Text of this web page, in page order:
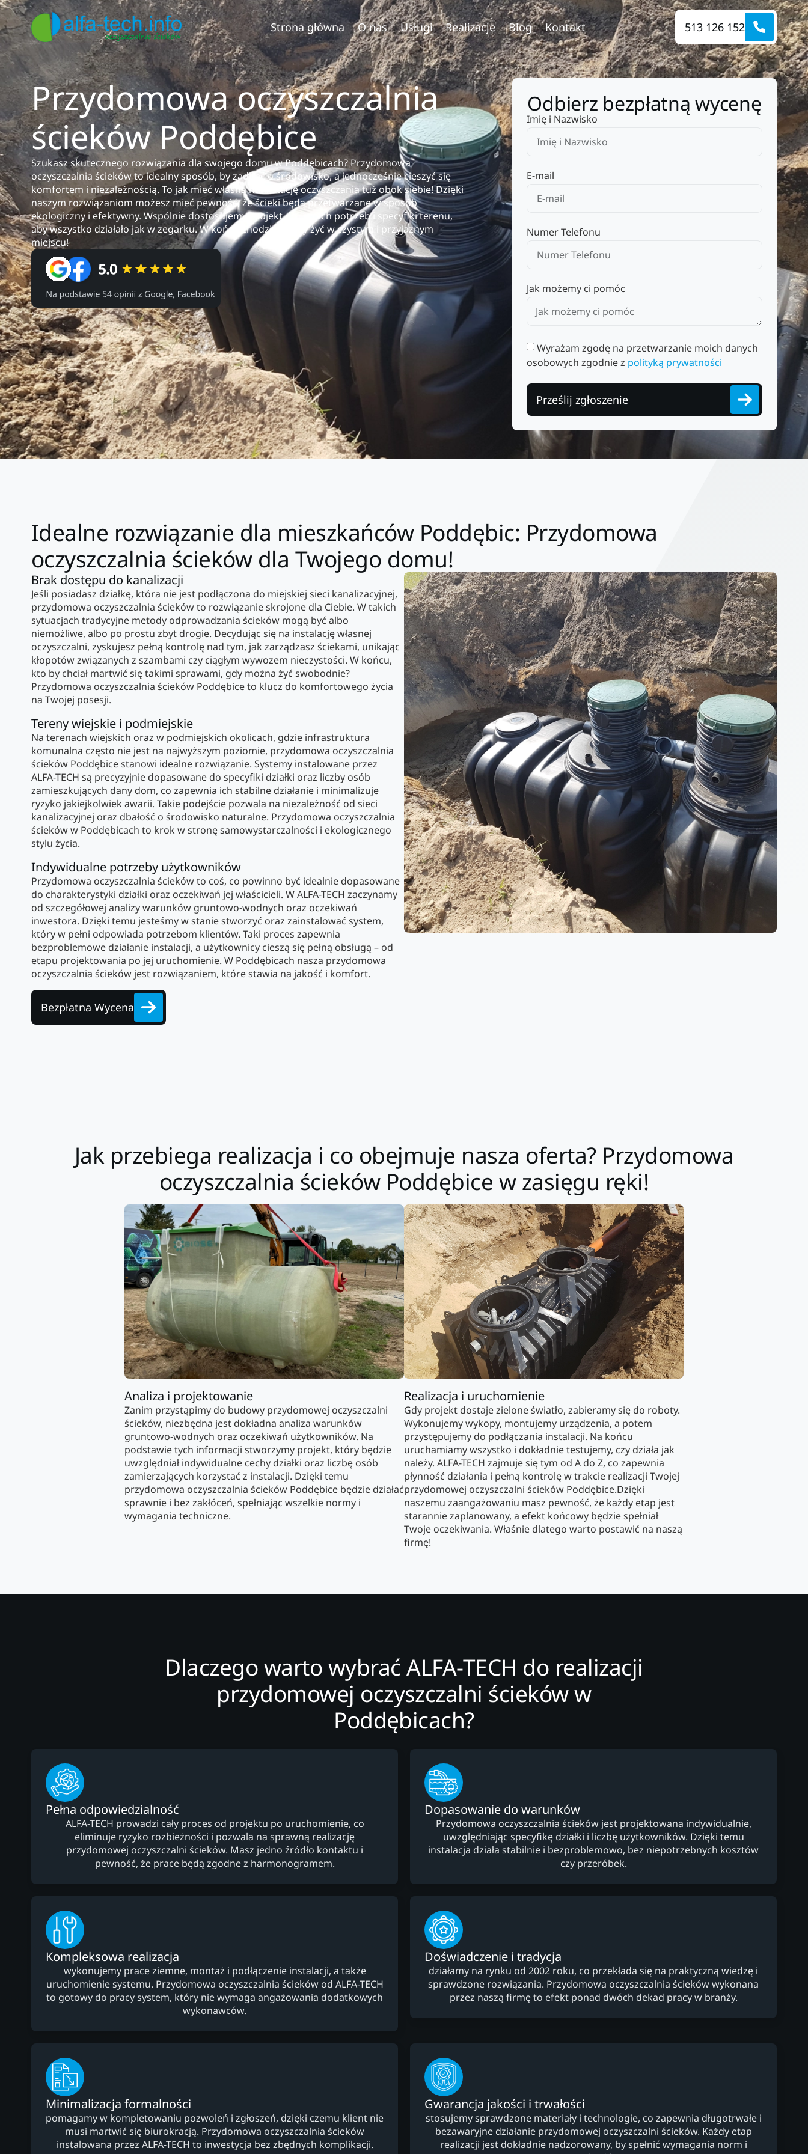
Strona główna O nas Usługi Realizacje Blog Kontakt 513 126 152
Przydomowa oczyszczalnia
ścieków Poddębice
Szukasz skutecznego rozwiązania dla swojego domu w Poddębicach? Przydomowa
oczyszczalnia ścieków to idealny sposób, by zadbać o środowisko, a jednocześnie cieszyć się
komfortem i niezależnością. To jak mieć własną mini-stację oczyszczania tuż obok siebie! Dzięki
naszym rozwiązaniom możesz mieć pewność, że ścieki będą przetwarzane w sposób
ekologiczny i efektywny. Wspólnie dostosujemy projekt do Twoich potrzeb i specyfiki terenu,
aby wszystko działało jak w zegarku. W końcu chodzi o to, by żyć w czystym i przyjaznym
miejscu!
Odbierz bezpłatną wycenę
Imię i Nazwisko
E-mail
Numer Telefonu
Jak możemy ci pomóc
Wyrażam zgodę na przetwarzanie moich danych
osobowych zgodnie z polityką prywatności
Prześlij zgłoszenie
Idealne rozwiązanie dla mieszkańców Poddębic: Przydomowa
oczyszczalnia ścieków dla Twojego domu!
Brak dostępu do kanalizacji
Jeśli posiadasz działkę, która nie jest podłączona do miejskiej sieci kanalizacyjnej,
przydomowa oczyszczalnia ścieków to rozwiązanie skrojone dla Ciebie. W takich
sytuacjach tradycyjne metody odprowadzania ścieków mogą być albo
niemożliwe, albo po prostu zbyt drogie. Decydując się na instalację własnej
oczyszczalni, zyskujesz pełną kontrolę nad tym, jak zarządzasz ściekami, unikając
kłopotów związanych z szambami czy ciągłym wywozem nieczystości. W końcu,
kto by chciał martwić się takimi sprawami, gdy można żyć swobodnie?
Przydomowa oczyszczalnia ścieków Poddębice to klucz do komfortowego życia
na Twojej posesji.
Tereny wiejskie i podmiejskie
Na terenach wiejskich oraz w podmiejskich okolicach, gdzie infrastruktura
komunalna często nie jest na najwyższym poziomie, przydomowa oczyszczalnia
ścieków Poddębice stanowi idealne rozwiązanie. Systemy instalowane przez
ALFA-TECH są precyzyjnie dopasowane do specyfiki działki oraz liczby osób
zamieszkujących dany dom, co zapewnia ich stabilne działanie i minimalizuje
ryzyko jakiejkolwiek awarii. Takie podejście pozwala na niezależność od sieci
kanalizacyjnej oraz dbałość o środowisko naturalne. Przydomowa oczyszczalnia
ścieków w Poddębicach to krok w stronę samowystarczalności i ekologicznego
stylu życia.
Indywidualne potrzeby użytkowników
Przydomowa oczyszczalnia ścieków to coś, co powinno być idealnie dopasowane
do charakterystyki działki oraz oczekiwań jej właścicieli. W ALFA-TECH zaczynamy
od szczegółowej analizy warunków gruntowo-wodnych oraz oczekiwań
inwestora. Dzięki temu jesteśmy w stanie stworzyć oraz zainstalować system,
który w pełni odpowiada potrzebom klientów. Taki proces zapewnia
bezproblemowe działanie instalacji, a użytkownicy cieszą się pełną obsługą – od
etapu projektowania po jej uruchomienie. W Poddębicach nasza przydomowa
oczyszczalnia ścieków jest rozwiązaniem, które stawia na jakość i komfort.
Bezpłatna Wycena
Jak przebiega realizacja i co obejmuje nasza oferta? Przydomowa
oczyszczalnia ścieków Poddębice w zasięgu ręki!
Analiza i projektowanie
Zanim przystąpimy do budowy przydomowej oczyszczalni
ścieków, niezbędna jest dokładna analiza warunków
gruntowo-wodnych oraz oczekiwań użytkowników. Na
podstawie tych informacji stworzymy projekt, który będzie
uwzględniał indywidualne cechy działki oraz liczbę osób
zamierzających korzystać z instalacji. Dzięki temu
przydomowa oczyszczalnia ścieków Poddębice będzie działać
sprawnie i bez zakłóceń, spełniając wszelkie normy i
wymagania techniczne.
Realizacja i uruchomienie
Gdy projekt dostaje zielone światło, zabieramy się do roboty.
Wykonujemy wykopy, montujemy urządzenia, a potem
przystępujemy do podłączania instalacji. Na końcu
uruchamiamy wszystko i dokładnie testujemy, czy działa jak
należy. ALFA-TECH zajmuje się tym od A do Z, co zapewnia
płynność działania i pełną kontrolę w trakcie realizacji Twojej
przydomowej oczyszczalni ścieków Poddębice.Dzięki
naszemu zaangażowaniu masz pewność, że każdy etap jest
starannie zaplanowany, a efekt końcowy będzie spełniał
Twoje oczekiwania. Właśnie dlatego warto postawić na naszą
firmę!
Dlaczego warto wybrać ALFA-TECH do realizacji
przydomowej oczyszczalni ścieków w
Poddębicach?
Pełna odpowiedzialność
ALFA-TECH prowadzi cały proces od projektu po uruchomienie, co
eliminuje ryzyko rozbieżności i pozwala na sprawną realizację
przydomowej oczyszczalni ścieków. Masz jedno źródło kontaktu i
pewność, że prace będą zgodne z harmonogramem.
Dopasowanie do warunków
Przydomowa oczyszczalnia ścieków jest projektowana indywidualnie,
uwzględniając specyfikę działki i liczbę użytkowników. Dzięki temu
instalacja działa stabilnie i bezproblemowo, bez niepotrzebnych kosztów
czy przeróbek.
Kompleksowa realizacja
wykonujemy prace ziemne, montaż i podłączenie instalacji, a także
uruchomienie systemu. Przydomowa oczyszczalnia ścieków od ALFA-TECH
to gotowy do pracy system, który nie wymaga angażowania dodatkowych
wykonawców.
Doświadczenie i tradycja
działamy na rynku od 2002 roku, co przekłada się na praktyczną wiedzę i
sprawdzone rozwiązania. Przydomowa oczyszczalnia ścieków wykonana
przez naszą firmę to efekt ponad dwóch dekad pracy w branży.
Minimalizacja formalności
pomagamy w kompletowaniu pozwoleń i zgłoszeń, dzięki czemu klient nie
musi martwić się biurokracją. Przydomowa oczyszczalnia ścieków
instalowana przez ALFA-TECH to inwestycja bez zbędnych komplikacji.
Gwarancja jakości i trwałości
stosujemy sprawdzone materiały i technologie, co zapewnia długotrwałe i
bezawaryjne działanie przydomowej oczyszczalni ścieków. Każdy etap
realizacji jest dokładnie nadzorowany, by spełnić wymagania norm i